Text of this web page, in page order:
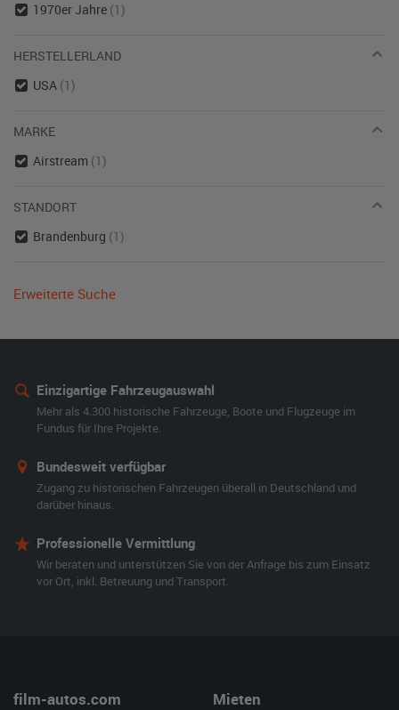
1970er Jahre (1)
HERSTELLERLAND
USA (1)
MARKE
Airstream (1)
STANDORT
Brandenburg (1)
Erweiterte Suche
Einzigartige Fahrzeugauswahl
Mehr als 4.300 historische Fahrzeuge, Boote und Flugzeuge im
Fundus für Ihre Projekte.
Bundesweit verfügbar
Zugang zu historischen Fahrzeugen überall in Deutschland und
darüber hinaus.
Professionelle Vermittlung
Wir beraten und unterstützen Sie von der Anfrage bis zum Einsatz
vor Ort, inkl. Betreuung und Transport.
film-autos.com Mieten